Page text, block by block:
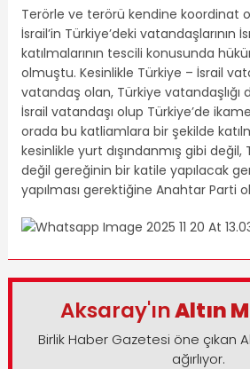
Terörle ve terörü kendine koordinat
İsrail’in Türkiye’deki vatandaşlarının
katılmalarının tescili konusunda
olmuştu. Kesinlikle Türkiye – İsrail
vatandaş olan, Türkiye vatandaşlığı
İsrail vatandaşı olup Türkiye’de
orada bu katliamlara bir şekilde
kesinlikle yurt dışındanmış gibi değil,
değil gereğinin bir katile yapılacak
yapılması gerektiğine Anahtar Parti
Aksaray'ınAltın
Birlik Haber Gazetesi öne çıkan
ağırlıyor.